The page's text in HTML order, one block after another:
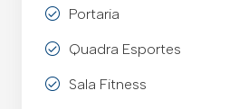
Portaria
Quadra Esportes
Sala Fitness